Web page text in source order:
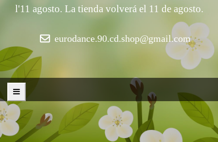
l'11 agosto. La tienda volverá el 11 de agosto.
eurodance.90.cd.shop@gmail.com